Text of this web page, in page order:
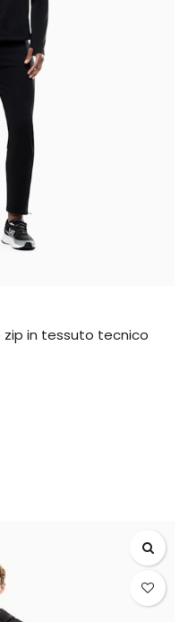
zip in tessuto tecnico